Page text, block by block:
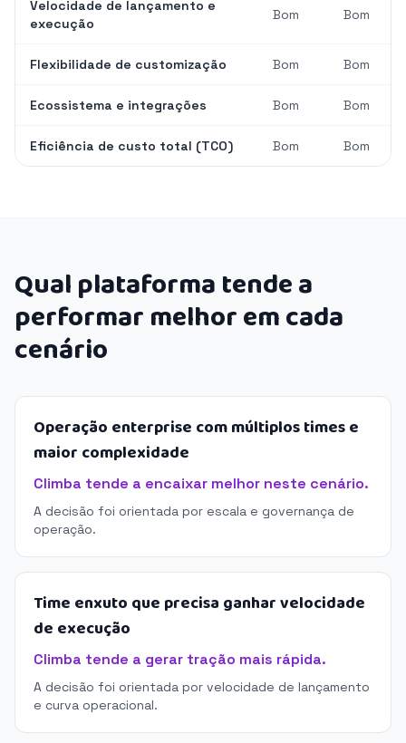
Velocidade de lançamento e
execução
Bom Bom
Flexibilidade de customização Bom Bom
Ecossistema e integrações Bom Bom
Eficiência de custo total (TCO) Bom Bom
Qual plataforma tende a
performar melhor em cada
cenário
Operação enterprise com múltiplos times e
maior complexidade
Climba tende a encaixar melhor neste cenário.
A decisão foi orientada por escala e governança de
operação.
Time enxuto que precisa ganhar velocidade
de execução
Climba tende a gerar tração mais rápida.
A decisão foi orientada por velocidade de lançamento
e curva operacional.